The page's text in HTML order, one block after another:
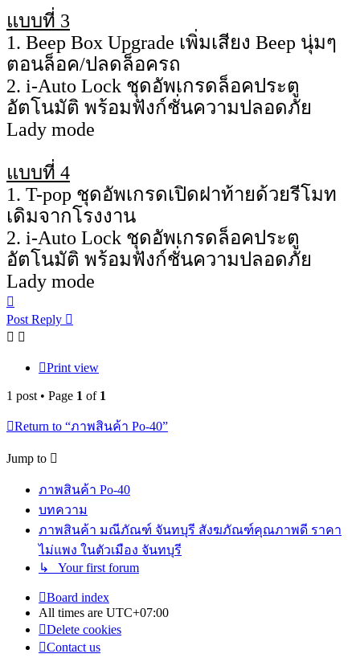
แบบที่ 3
1. Beep Box Upgrade เพิ่มเสียง Beep นุ่มๆ
ตอนล็อค/ปลดล็อครถ
2. i-Auto Lock ชุดอัพเกรดล็อคประตู
อัตโนมัติ พร้อมฟังก์ชั่นความปลอดภัย
Lady mode
แบบที่ 4
1. T-pop ชุดอัพเกรดเปิดฝาท้ายด้วยรีโมท
เดิมจากโรงงาน
2. i-Auto Lock ชุดอัพเกรดล็อคประตู
อัตโนมัติ พร้อมฟังก์ชั่นความปลอดภัย
Lady mode
Post Reply
Print view
1 post • Page 1 of 1
Return to “ภาพสินค้า Po-40”
Jump to
ภาพสินค้า Po-40
บทความ
ภาพสินค้า มณีภัณฑ์ จันทบุรี สังฆภัณฑ์คุณภาพดี ราคา
ไม่แพง ในตัวเมือง จันทบุรี
↳ Your first forum
Board index
All times are UTC+07:00
Delete cookies
Contact us